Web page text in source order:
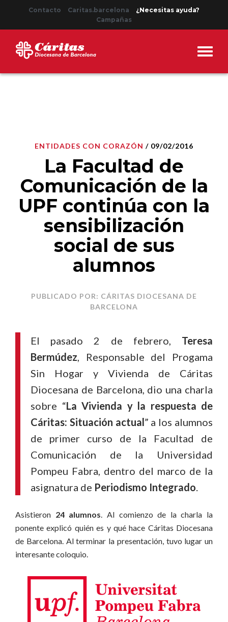
Contacto Caritas.barcelona
¿Necesitas ayuda?
Campañas
ENTIDADES CON CORAZÓN / 09/02/2016
La Facultad de
Comunicación de la
UPF continúa con la
sensibilización
social de sus
alumnos
PUBLICADO POR: CÁRITAS DIOCESANA DE
BARCELONA
El pasado 2 de febrero, Teresa
Bermúdez, Responsable del Progama
Sin Hogar y Vivienda de Cáritas
Diocesana de Barcelona, dio una charla
sobre “La Vivienda y la respuesta de
Cáritas: Situación actual” a los alumnos
de primer curso de la Facultad de
Comunicación de la Universidad
Pompeu Fabra, dentro del marco de la
asignatura de Periodismo Integrado.
Asistieron 24 alumnos. Al comienzo de la charla la
ponente explicó quién es y qué hace Cáritas Diocesana
de Barcelona. Al terminar la presentación, tuvo lugar un
interesante coloquio.